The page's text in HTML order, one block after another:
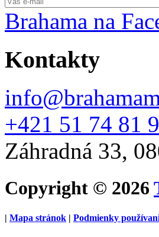
Brahama na
Kontakty
+421 51 74 81
Záhradná 33,
Copyright © 2026
| Mapa stránok | Podmienky